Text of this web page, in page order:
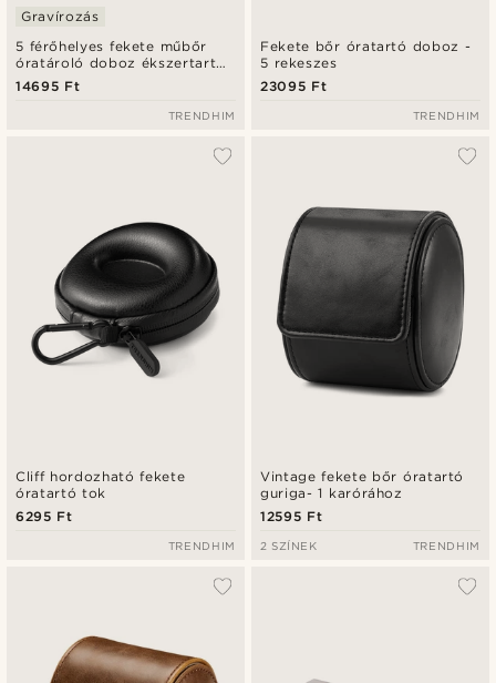
5 férőhelyes fekete műbőr
óratároló doboz ékszertartó
fiókkal
Gravírozás
14695 Ft
TRENDHIM
Fekete bőr óratartó doboz -
5 rekeszes
23095 Ft
TRENDHIM
Cliff hordozható fekete
óratartó tok
6295 Ft
TRENDHIM
Vintage fekete bőr óratartó
guriga- 1 karórához
12595 Ft
2 SZÍNEK TRENDHIM